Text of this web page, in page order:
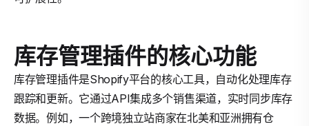
库存管理插件的核心功能
库存管理插件是Shopify平台的核心工具，自动化处理库存
跟踪和更新。它通过API集成多个销售渠道，实时同步库存
数据。例如，一个跨境独立站商家在北美和亚洲拥有仓